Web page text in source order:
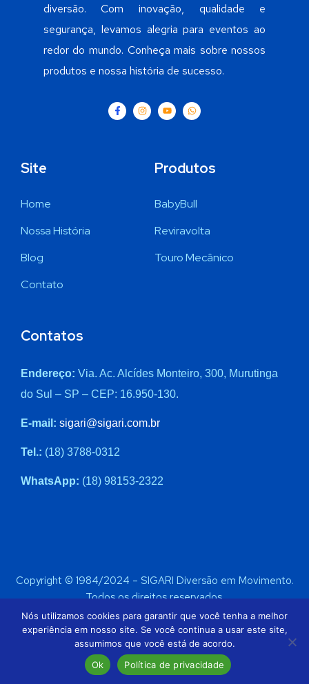
diversão. Com inovação, qualidade e
segurança, levamos alegria para eventos ao
redor do mundo. Conheça mais sobre nossos
produtos e nossa história de sucesso.
Site
Home
Nossa História
Blog
Contato
Produtos
BabyBull
Reviravolta
Touro Mecânico
Contatos
Endereço: Via. Ac. Alcídes Monteiro, 300, Murutinga
do Sul – SP – CEP: 16.950-130.
E-mail: sigari@sigari.com.br
Tel.: (18) 3788-0312
WhatsApp: (18) 98153-2322
Copyright © 1984/2024 – SIGARI Diversão em Movimento.
Todos os direitos reservados.
CNPJ 39.034.780/0001-26
Política de Privacidade Termo de Uso LGPD
Desenvolvido por –DOS Digital Marketing Web
Nós utilizamos cookies para garantir que você tenha a melhor
experiência em nosso site. Se você continua a usar este site,
assumimos que você está de acordo.
Ok
Política de privacidade